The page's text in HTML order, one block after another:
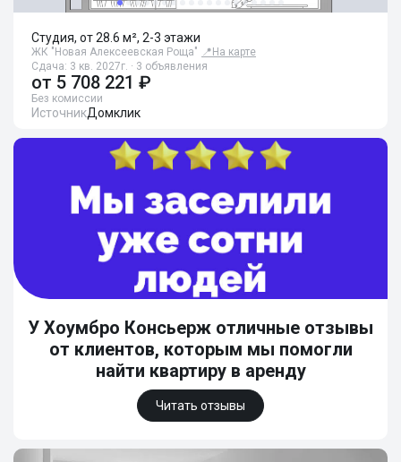
Студия, от 28.6 м², 2-3 этажи
ЖК "Новая Алексеевская Роща" 📍 На карте
Сдача: 3 кв. 2027г. · 3 объявления
от 5 708 221 ₽
Без комиссии
ИсточникДомклик
У Хоумбро Консьерж отличные отзывы
от клиентов, которым мы помогли
найти квартиру в аренду
Читать отзывы